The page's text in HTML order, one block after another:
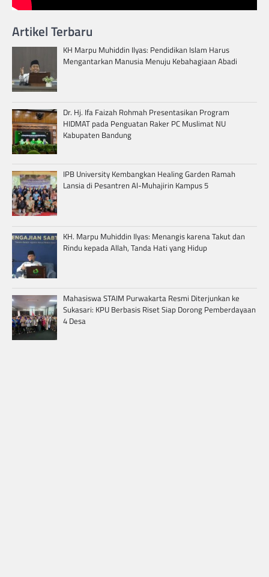
Artikel Terbaru
KH Marpu Muhiddin Ilyas: Pendidikan Islam Harus
Mengantarkan Manusia Menuju Kebahagiaan Abadi
Dr. Hj. Ifa Faizah Rohmah Presentasikan Program
HIDMAT pada Penguatan Raker PC Muslimat NU
Kabupaten Bandung
IPB University Kembangkan Healing Garden Ramah
Lansia di Pesantren Al-Muhajirin Kampus 5
KH. Marpu Muhiddin Ilyas: Menangis karena Takut dan
Rindu kepada Allah, Tanda Hati yang Hidup
Mahasiswa STAIM Purwakarta Resmi Diterjunkan ke
Sukasari: KPU Berbasis Riset Siap Dorong Pemberdayaan
4 Desa